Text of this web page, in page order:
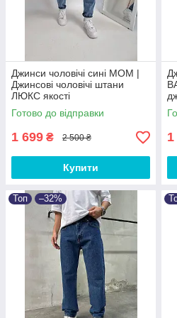
Джинси чоловічі сині MOM |
Джинсові чоловічі штани
ЛЮКС якості
Готово до відправки
1 699 ₴ 2 500 ₴
Купити
Топ –32%